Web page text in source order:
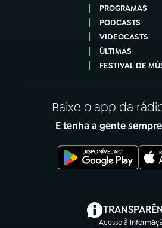
PROGRAMAS
PODCASTS
VIDEOCASTS
ÚLTIMAS
FESTIVAL DE
Baixe o app da
E tenha a gente
Acesso à
(abre